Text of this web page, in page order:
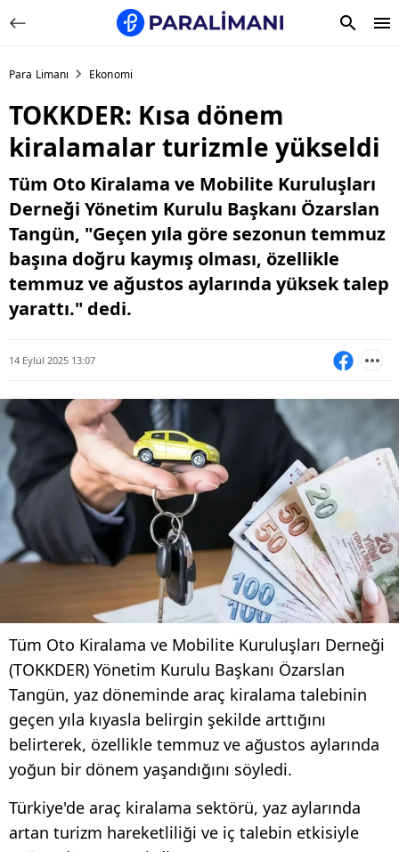
Para Limanı Ekonomi
TOKKDER: Kısa dönem
kiralamalar turizmle yükseldi
Tüm Oto Kiralama ve Mobilite Kuruluşları
Derneği Yönetim Kurulu Başkanı Özarslan
Tangün, "Geçen yıla göre sezonun temmuz
başına doğru kaymış olması, özellikle
temmuz ve ağustos aylarında yüksek talep
yarattı." dedi.
14 Eylül 2025 13:07
Tüm Oto Kiralama ve Mobilite Kuruluşları Derneği
(TOKKDER) Yönetim Kurulu Başkanı Özarslan
Tangün, yaz döneminde araç kiralama talebinin
geçen yıla kıyasla belirgin şekilde arttığını
belirterek, özellikle temmuz ve ağustos aylarında
yoğun bir dönem yaşandığını söyledi.
Türkiye'de araç kiralama sektörü, yaz aylarında
artan turizm hareketliliği ve iç talebin etkisiyle